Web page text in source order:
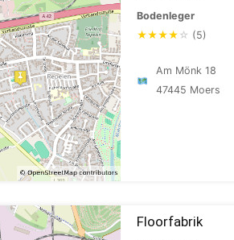
Bodenleger
★★★★ ☆ (5)
Am Mönk 18
47445 Moers
Floorfabrik